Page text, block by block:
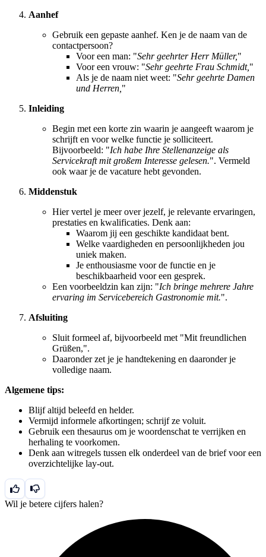
Aanhef
Gebruik een gepaste aanhef. Ken je de naam van de
contactpersoon?
Voor een man: "Sehr geehrter Herr Müller,"
Voor een vrouw: "Sehr geehrte Frau Schmidt, "
Als je de naam niet weet: "Sehr geehrte Damen
und Herren, "
Inleiding
Begin met een korte zin waarin je aangeeft waarom je
schrijft en voor welke functie je solliciteert.
Bijvoorbeeld: "Ich habe Ihre Stellenanzeige als
Servicekraft mit großem Interesse gelesen.". Vermeld
ook waar je de vacature hebt gevonden.
Middenstuk
Hier vertel je meer over jezelf, je relevante ervaringen,
prestaties en kwalificaties. Denk aan:
Waarom jij een geschikte kandidaat bent.
Welke vaardigheden en persoonlijkheden jou
uniek maken.
Je enthousiasme voor de functie en je
beschikbaarheid voor een gesprek.
Een voorbeeldzin kan zijn: "Ich bringe mehrere Jahre
ervaring im Servicebereich Gastronomie mit.".
Afsluiting
Sluit formeel af, bijvoorbeeld met "Mit freundlichen
Grüßen,".
Daaronder zet je je handtekening en daaronder je
volledige naam.
Algemene tips:
Blijf altijd beleefd en helder.
Vermijd informele afkortingen; schrijf ze voluit.
Gebruik een thesaurus om je woordenschat te verrijken en
herhaling te voorkomen.
Denk aan witregels tussen elk onderdeel van de brief voor een
overzichtelijke lay-out.
Wil je betere cijfers halen?